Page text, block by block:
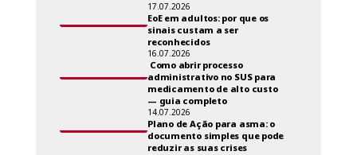
17.07.2026
EoE em adultos: por que os
sinais custam a ser
reconhecidos
16.07.2026
Como abrir processo
administrativo no SUS para
medicamento de alto custo
— guia completo
14.07.2026
Plano de Ação para asma: o
documento simples que pode
reduzir as suas crises